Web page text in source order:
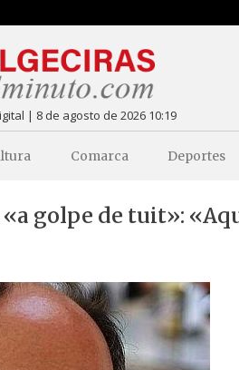
| 8 de agosto de 2026 10:19
Comarca Deportes
golpe de tuit»: